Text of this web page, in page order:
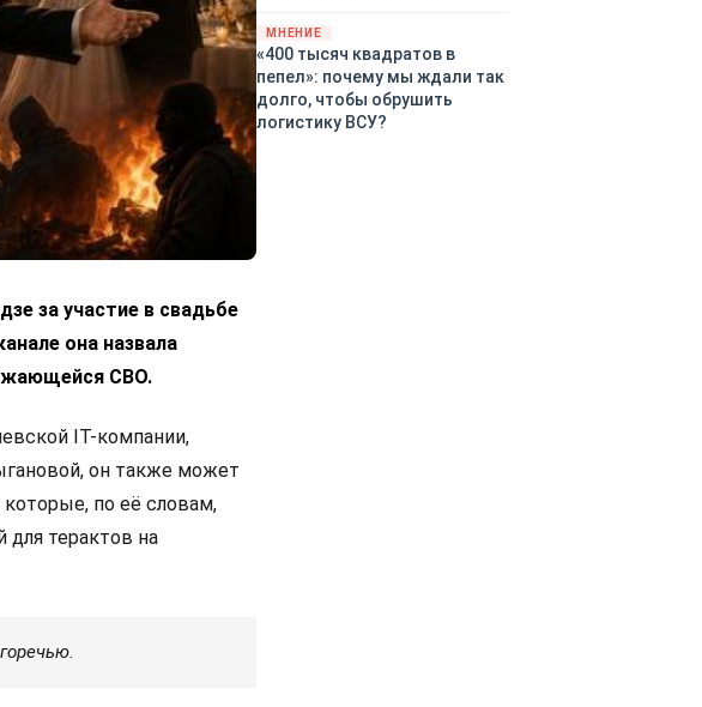
за участие в свадьбе
она назвала
СВО.
IT-компании,
он также может
по её словам,
терактов на
МНЕНИЕ
«400 тысяч квадратов в
пепел»: почему мы ждали так
долго, чтобы обрушить
логистику ВСУ?